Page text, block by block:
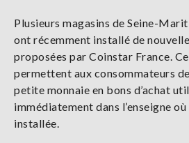
Plusieurs magasins de Seine-
ont récemment installé de
proposées par Coinstar France.
permettent aux consommateurs
petite monnaie en bons d’achat
immédiatement dans l’enseigne
installée.